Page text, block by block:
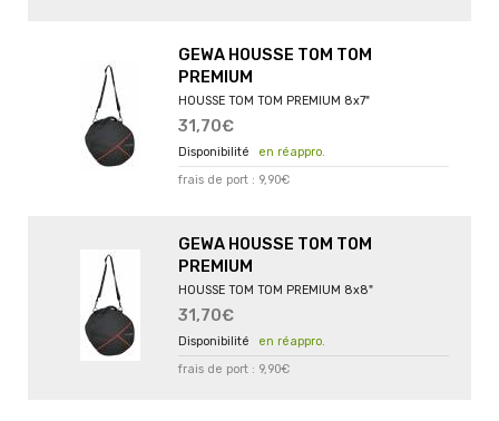
GEWA HOUSSE TOM TOM
PREMIUM
HOUSSE TOM TOM PREMIUM 8x7"
31,70€
en réappro.
frais de port : 9,90€
GEWA HOUSSE TOM TOM
PREMIUM
HOUSSE TOM TOM PREMIUM 8x8"
31,70€
en réappro.
frais de port : 9,90€